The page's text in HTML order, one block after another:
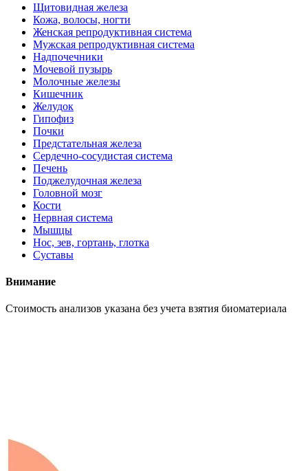
Щитовидная железа
Кожа, волосы, ногти
Женская репродуктивная система
Мужская репродуктивная система
Надпочечники
Мочевой пузырь
Молочные железы
Кишечник
Желудок
Гипофиз
Почки
Предстательная железа
Сердечно-сосудистая система
Печень
Поджелудочная железа
Головной мозг
Кости
Нервная система
Мышцы
Нос, зев, гортань, глотка
Суставы
Внимание
Cтоимость анализов указана без учета взятия биоматериала